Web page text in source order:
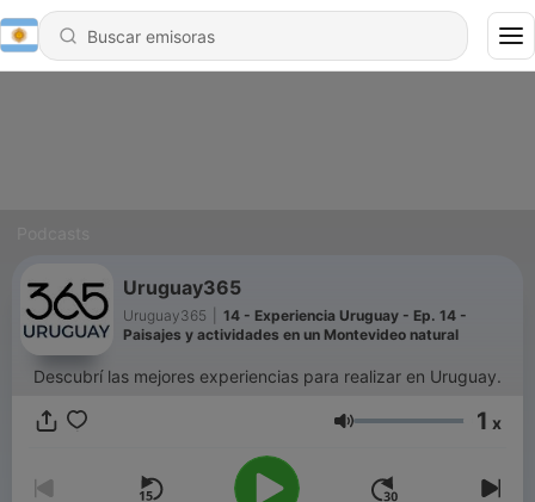
Uruguay365
Uruguay365
14 - Experiencia Uruguay - Ep. 14 -
Paisajes y actividades en un Montevideo natural
Descubrí las mejores experiencias para realizar en Uruguay.
Volumen 1 x